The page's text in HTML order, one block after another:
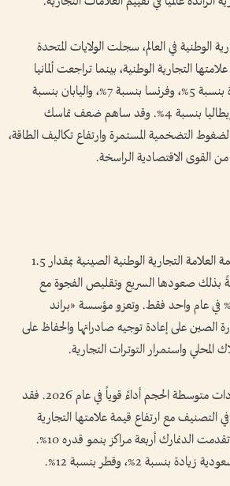
الوطنية في العالم، سجلت الولايات المتحدة
في قيمة علامتها التجارية الوطنية، بينما تراجعت ألمانيا
بنسبة 8%، والمملكة المتحدة بنسبة 5%، وفرنسا بنسبة 7%، واليابان بنسبة
14%، وكندا بنسبة 12%، وإيطاليا بنسبة 4%. وقد ساهم ضعف تماسك
التضخمية المستمرة وارتفاع تكاليف الطاقة،
من القوى الاقتصادية الراسخة.
في غضون ذلك، ارتفعت قيمة العلامة التجارية الوطنية الصينية بمقدار 1.5
(7%)، مواصلةً بذلك صعودها السريع وتقليص الفجوة مع
الولايات المتحدة بنسبة 24% في عام واحد فقط. وتعزو مؤسسة «براند
الصين على إعادة توجيه صادراتها والحفاظ على
المحلي واستمرار التوترات التجارية.
حققت العديد من الاقتصادات متوسطة الحجم أداءً قوياً في عام 2026. فقد
التصنيف مع ارتفاع قيمة علامتها التجارية
الوطنية بنسبة 22%، بينما تقدمت الدنمارك أربعة مراكز بنمو قدره 10%.
2%، وقطر بنسبة 12%.